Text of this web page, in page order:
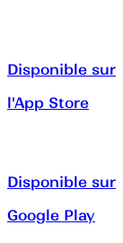
Disponible sur
l'App Store
Disponible sur
Google Play